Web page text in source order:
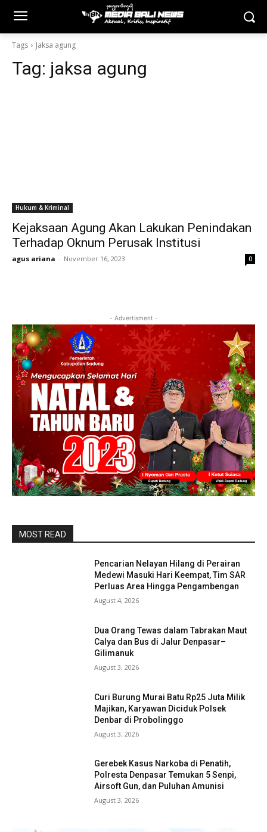
Tags Jaksa agung
Tag: jaksa agung
Hukum & Kriminal
Kejaksaan Agung Akan Lakukan Penindakan
Terhadap Oknum Perusak Institusi
agus ariana - November 16, 2023 0
- Advertisment -
MOST READ
Pencarian Nelayan Hilang di Perairan
Medewi Masuki Hari Keempat, Tim SAR
Perluas Area Hingga Pengambengan
August 4, 2026
Dua Orang Tewas dalam Tabrakan Maut
Calya dan Bus di Jalur Denpasar–
Gilimanuk
August 3, 2026
Curi Burung Murai Batu Rp25 Juta Milik
Majikan, Karyawan Diciduk Polsek
Denbar di Probolinggo
August 3, 2026
Gerebek Kasus Narkoba di Penatih,
Polresta Denpasar Temukan 5 Senpi,
Airsoft Gun, dan Puluhan Amunisi
August 3, 2026